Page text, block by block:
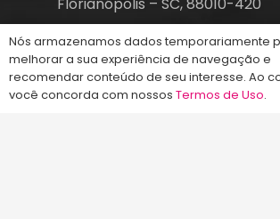
Florianópolis – SC, 88010-420
Nós armazenamos dados temporariamente
melhorar a sua experiência de navegação e
recomendar conteúdo de seu interesse. Ao
você concorda com nossos Termos de Uso.